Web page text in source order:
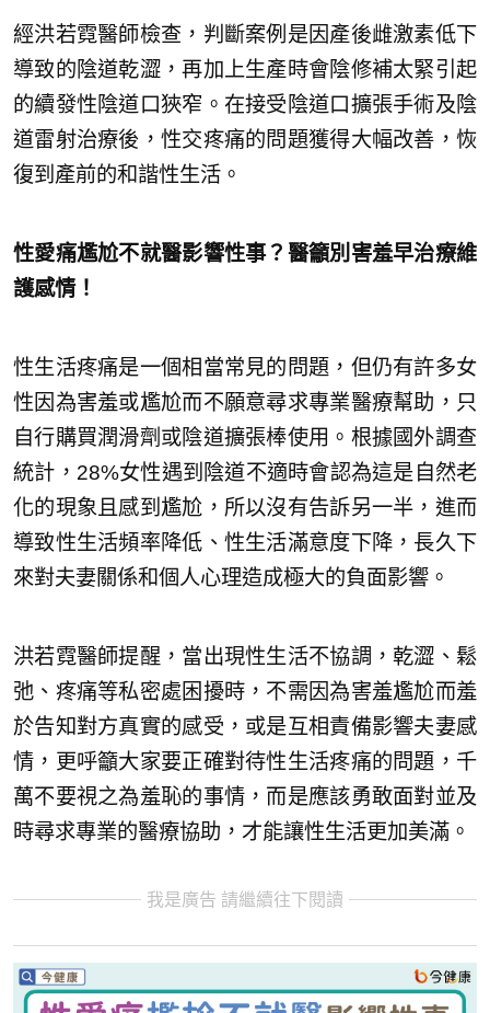
經洪若霓醫師檢查，判斷案例是因產後雌激素低下
導致的陰道乾澀，再加上生產時會陰修補太緊引起
的續發性陰道口狹窄。在接受陰道口擴張手術及陰
道雷射治療後，性交疼痛的問題獲得大幅改善，恢
復到產前的和諧性生活。
性愛痛尷尬不就醫影響性事？ 醫籲別害羞早治療維
護感情！
性生活疼痛是一個相當常見的問題，但仍有許多女
性因為害羞或尷尬而不願意尋求專業醫療幫助，只
自行購買潤滑劑或陰道擴張棒使用。根據國外調查
統計，28%女性遇到陰道不適時會認為這是自然老
化的現象且感到尷尬，所以沒有告訴另一半，進而
導致性生活頻率降低、性生活滿意度下降，長久下
來對夫妻關係和個人心理造成極大的負面影響。
洪若霓醫師提醒，當出現性生活不協調，乾澀、鬆
弛、疼痛等私密處困擾時，不需因為害羞尷尬而羞
於告知對方真實的感受，或是互相責備影響夫妻感
情，更呼籲大家要正確對待性生活疼痛的問題，千
萬不要視之為羞恥的事情，而是應該勇敢面對並及
時尋求專業的醫療協助，才能讓性生活更加美滿。
我是廣告 請繼續往下閱讀